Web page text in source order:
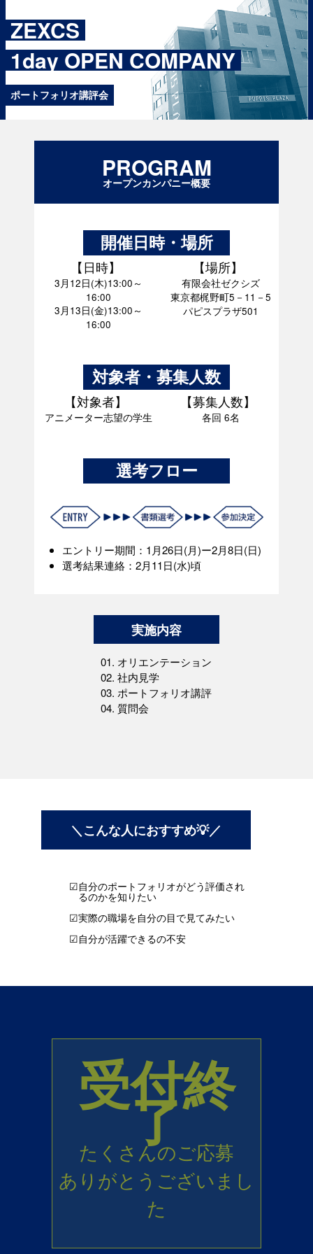
ZEXCS
1day OPEN COMPANY
ポートフォリオ講評会
PROGRAM
オープンカンパニー概要
開催日時・場所
日時
3月12日(木)13:00～
16:00
3月13日(金)13:00～
16:00
場所
有限会社ゼクシズ
東京都梶野町5－11－5
パピスプラザ501
対象者・募集人数
対象者
アニメーター志望の学生
募集人数
各回 6名
選考フロー
エントリー期間：1月26日(月)ー2月8日(日)
選考結果連絡：2月11日(水)頃
実施内容
オリエンテーション
社内見学
ポートフォリオ講評
質問会
こんな人におすすめ
自分のポートフォリオがどう評価され
るのかを知りたい
実際の職場を自分の目で見てみたい
自分が活躍できるの不安
受付終
了
たくさんのご応募
ありがとうございまし
た